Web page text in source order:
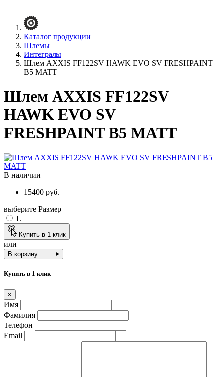
с 10:00 до 20:30, без выходных
Свяжитесь с нами любым удобным способом
Позвонить
Viber
Каталог продукции
Шлемы
Интегралы
Шлем AXXIS FF122SV HAWK EVO SV FRESHPAINT
B5 MATT
Шлем AXXIS FF122SV
HAWK EVO SV
FRESHPAINT B5 MATT
В наличии
15400 руб.
выберите Размер
L
Купить в 1 клик
или
В корзину
Купить в 1 клик
×
Имя
Фамилия
Телефон
Email